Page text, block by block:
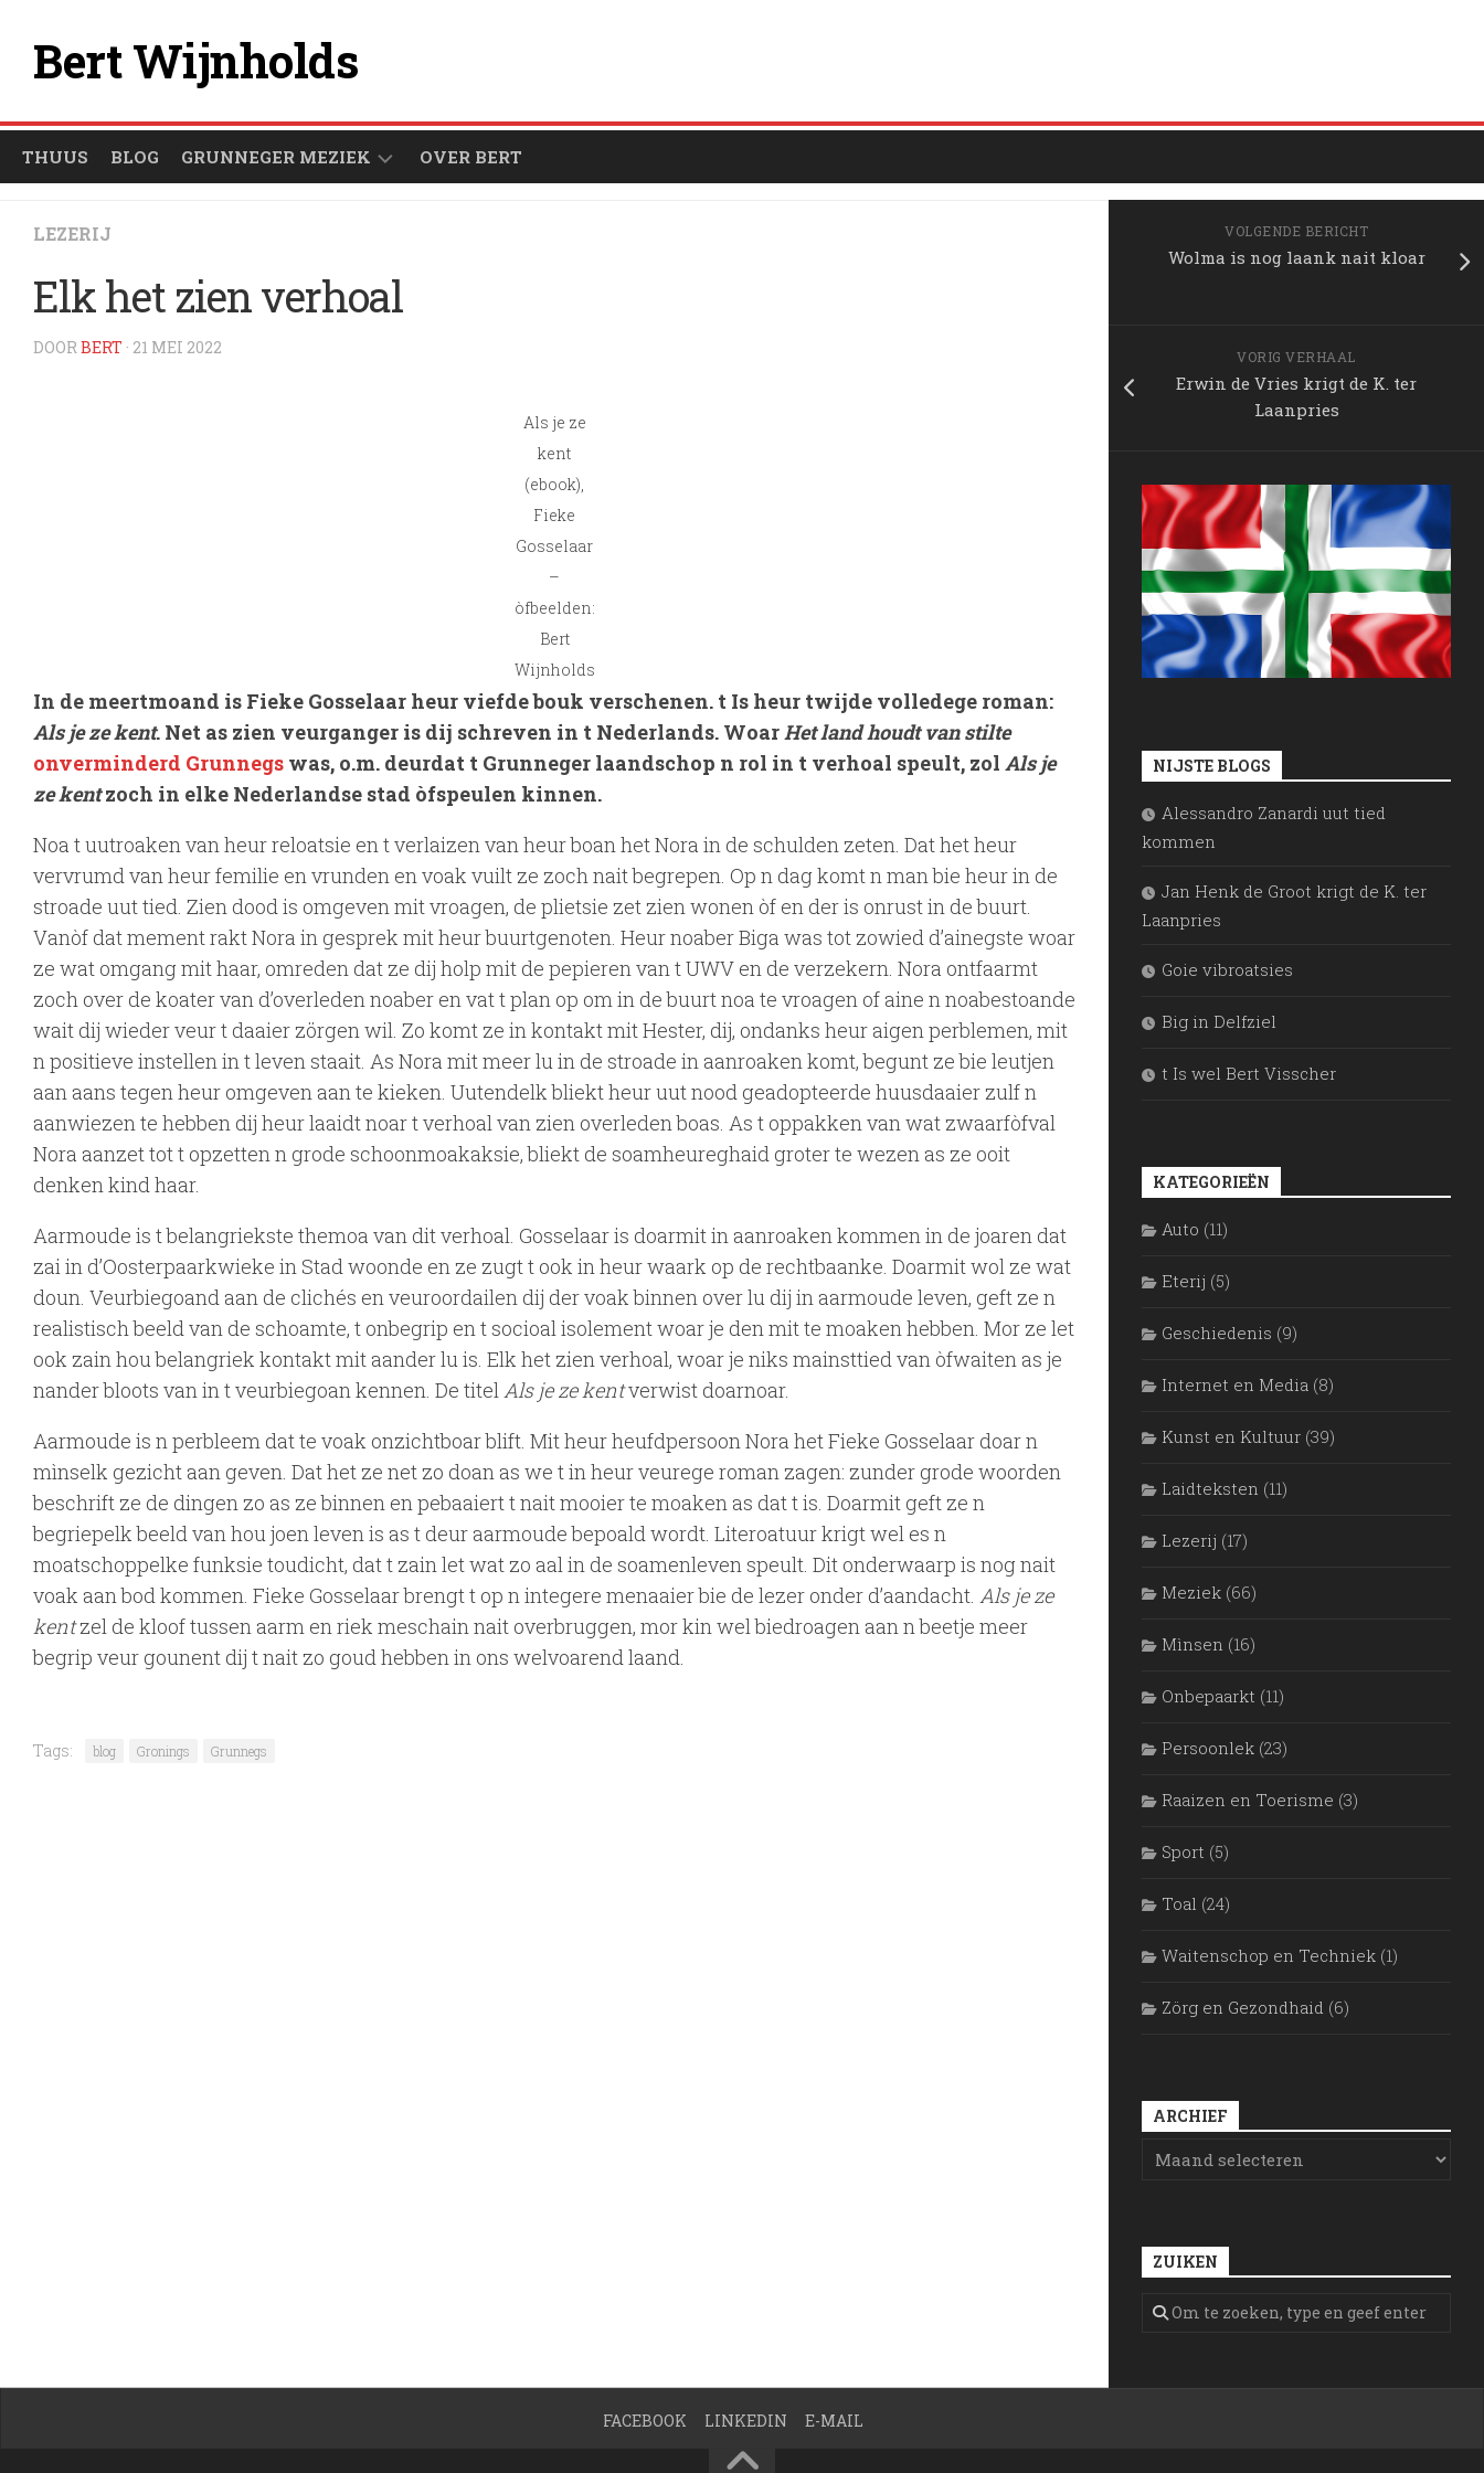
Bert Wijnholds
THUUS BLOG GRUNNEGER MEZIEK
1000
OVER BERT
LEZERIJ
Elk het zien verhoal
DOORBERT · 21 MEI 2022
Als je ze
kent
(ebook),
Fieke
Gosselaar
–
òfbeelden:
Bert
Wijnholds
In de meertmoand is Fieke Gosselaar heur viefde bouk verschenen. t Is heur twijde volledege roman:
Als je ze kent. Net as zien veurganger is dij schreven in t Nederlands. WoarHet land houdt van stilte
onverminderd Grunnegs was, o.m. deurdat t Grunneger laandschop n rol in t verhoal speult, zol Als je
ze kentzoch in elke Nederlandse stad òfspeulen kinnen.
Noa t uutroaken van heur reloatsie en t verlaizen van heur boan het Nora in de schulden zeten. Dat het heur
vervrumd van heur femilie en vrunden en voak vuilt ze zoch nait begrepen. Op n dag komt n man bie heur in de
stroade uut tied. Zien dood is omgeven mit vroagen, de plietsie zet zien wonen òf en der is onrust in de buurt.
Vanòf dat mement rakt Nora in gesprek mit heur buurtgenoten. Heur noaber Biga was tot zowied d’ainegste woar
ze wat omgang mit haar, omreden dat ze dij holp mit de pepieren van t UWV en de verzekern. Nora ontfaarmt
zoch over de koater van d’overleden noaber en vat t plan op om in de buurt noa te vroagen of aine n noabestoande
wait dij wieder veur t daaier zörgen wil. Zo komt ze in kontakt mit Hester, dij, ondanks heur aigen perblemen, mit
n positieve instellen in t leven staait. As Nora mit meer lu in de stroade in aanroaken komt, begunt ze bie leutjen
aan aans tegen heur omgeven aan te kieken. Uutendelk bliekt heur uut nood geadopteerde huusdaaier zulf n
aanwiezen te hebben dij heur laaidt noar t verhoal van zien overleden boas. As t oppakken van wat zwaarfòfval
Nora aanzet tot t opzetten n grode schoonmoakaksie, bliekt de soamheureghaid groter te wezen as ze ooit
denken kind haar.
Aarmoude is t belangriekste themoa van dit verhoal. Gosselaar is doarmit in aanroaken kommen in de joaren dat
zai in d’Oosterpaarkwieke in Stad woonde en ze zugt t ook in heur waark op de rechtbaanke. Doarmit wol ze wat
doun. Veurbiegoand aan de clichés en veuroordailen dij der voak binnen over lu dij in aarmoude leven, geft ze n
realistisch beeld van de schoamte, t onbegrip en t socioal isolement woar je den mit te moaken hebben. Mor ze let
ook zain hou belangriek kontakt mit aander lu is. Elk het zien verhoal, woar je niks mainsttied van òfwaiten as je
nander bloots van in t veurbiegoan kennen. De titelAls je ze kentverwist doarnoar.
Aarmoude is n perbleem dat te voak onzichtboar blift. Mit heur heufdpersoon Nora het Fieke Gosselaar doar n
mìnselk gezicht aan geven. Dat het ze net zo doan as we t in heur veurege roman zagen: zunder grode woorden
beschrift ze de dingen zo as ze binnen en pebaaiert t nait mooier te moaken as dat t is. Doarmit geft ze n
begriepelk beeld van hou joen leven is as t deur aarmoude bepoald wordt. Literoatuur krigt wel es n
moatschoppelke funksie toudicht, dat t zain let wat zo aal in de soamenleven speult. Dit onderwaarp is nog nait
voak aan bod kommen. Fieke Gosselaar brengt t op n integere menaaier bie de lezer onder d’aandacht. Als je ze
kentzel de kloof tussen aarm en riek meschain nait overbruggen, mor kin wel biedroagen aan n beetje meer
begrip veur gounent dij t nait zo goud hebben in ons welvoarend laand.
Tags: blog Gronings Grunnegs
VOLGENDE BERICHT
Wolma is nog laank nait kloar
VORIG VERHAAL
Erwin de Vries krigt de K. ter
Laanpries
NIJSTE BLOGS
Alessandro Zanardi uut tied
kommen
Jan Henk de Groot krigt de K. ter
Laanpries
Goie vibroatsies
Big in Delfziel
t Is wel Bert Visscher
KATEGORIEËN
Auto (11)
Eterij (5)
Geschiedenis (9)
Internet en Media (8)
Kunst en Kultuur (39)
Laidteksten (11)
Lezerij (17)
Meziek (66)
Mìnsen (16)
Onbepaarkt (11)
Persoonlek (23)
Raaizen en Toerisme (3)
Sport (5)
Toal (24)
Waitenschop en Techniek (1)
Zörg en Gezondhaid (6)
ARCHIEF
ZUIKEN
FACEBOOK LINKEDIN E-MAIL